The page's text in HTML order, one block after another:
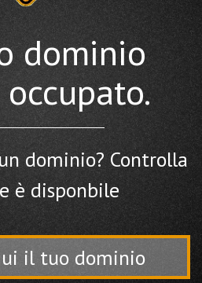
dominio
dominio? Controlla
è disponbile